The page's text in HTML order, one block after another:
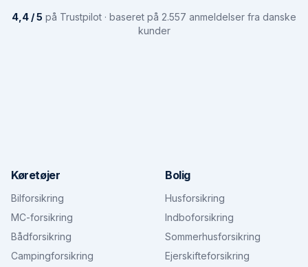
4,4 / 5 på Trustpilot · baseret på 2.557 anmeldelser fra danske
kunder
Køretøjer
Bilforsikring
MC-forsikring
Bådforsikring
Campingforsikring
Bolig
Husforsikring
Indboforsikring
Sommerhusforsikring
Ejerskifteforsikring